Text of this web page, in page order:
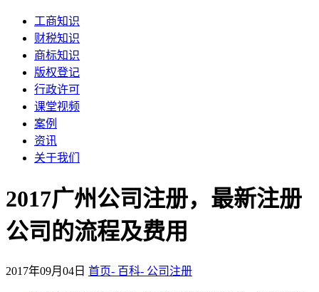
工商知识
财税知识
商标知识
版权登记
行政许可
课堂视频
案例
资讯
关于我们
2017广州公司注册，最新注册
公司的流程及费用
2017年09月04日 首页- 百科- 公司注册